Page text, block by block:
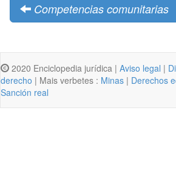
Competencias comunitarias
2020 Enciclopedia jurídica | Aviso legal |
derecho | Mais verbetes : Minas | Derechos
Sanción real